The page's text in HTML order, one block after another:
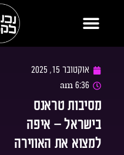
אוקטובר 15, 2025
6:36 am
מסיבות טראנס
בישראל – איפה
למצוא את האווירה